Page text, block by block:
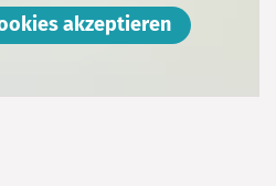
akzeptieren